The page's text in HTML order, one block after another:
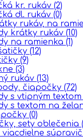
kr. rukáv (2)
dl. rukáv (0)
rukáv, na
krátky rukáv (10)
na ramienka (1)
(12)
(9)
(3)
rukáv (13)
čiapočky (72)
s vtipným textom
s textom na
(0)
sety oblečenia
viacdielne